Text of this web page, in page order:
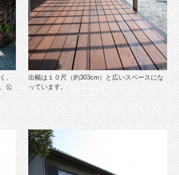
、
公
出幅は１０尺（約303cm）と広いスペースにな
っています。